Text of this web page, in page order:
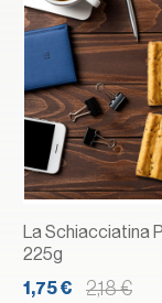
La Schiacciatina
225g
1,75 €
2,18 €